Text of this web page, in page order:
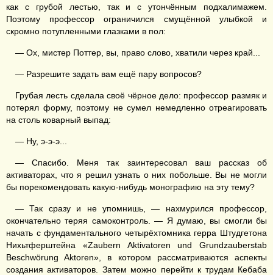
как с грубой лестью, так и с утончённым подхалимажем.
Поэтому профессор ограничился смущённой улыбкой и
скромно потупленными глазками в пол:
— Ох, мистер Поттер, вы, право слово, хватили через край...
— Разрешите задать вам ещё пару вопросов?
Грубая лесть сделала своё чёрное дело: профессор размяк и
потерял форму, поэтому не сумел немедленно отреагировать
на столь коварный выпад:
— Ну, э-э-э...
— Спасибо. Меня так заинтересовал ваш рассказ об
активаторах, что я решил узнать о них побольше. Вы не могли
бы порекомендовать какую-нибудь монографию на эту тему?
— Так сразу и не упомнишь, — нахмурился профессор,
окончательно теряя самоконтроль. — Я думаю, вы смогли бы
начать с фундаментального четырёхтомника герра Штудгетона
Нихьтферштейна «Zaubern Aktivatoren und Grundzauberstab
Beschwörung Aktoren», в котором рассматриваются аспекты
создания активаторов. Затем можно перейти к трудам Кебаба